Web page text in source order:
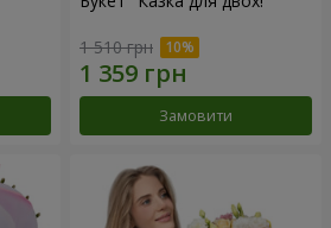
1 510 грн
Замовити